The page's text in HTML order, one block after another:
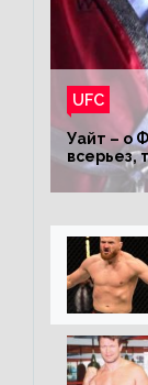
UFC
Уайт – о
всерьез,